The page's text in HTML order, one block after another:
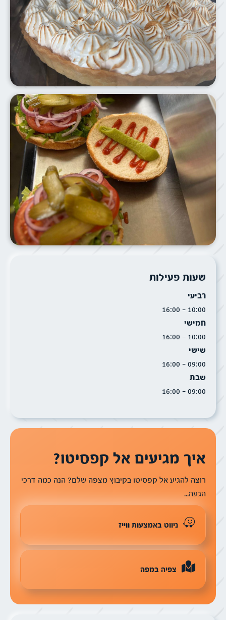
תמונת הסביבה של הפודטראק קפסיטו
שעות פעילות
רביעי
10:00 - 16:00
חמישי
10:00 - 16:00
שישי
09:00 - 16:00
שבת
09:00 - 16:00
איך מגיעים אל קפסיטו?
רוצה להגיע אל קפסיטו בקיבוץ מצפה שלם? הנה כמה דרכי
הגעה...
ניווט באמצעות ווייז
צפיה במפה